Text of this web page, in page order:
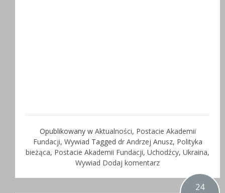
Opublikowany w Aktualności, Postacie Akademii
Fundacji, Wywiad Tagged dr Andrzej Anusz, Polityka
bieżąca, Postacie Akademii Fundacji, Uchodźcy, Ukraina,
Wywiad Dodaj komentarz
24